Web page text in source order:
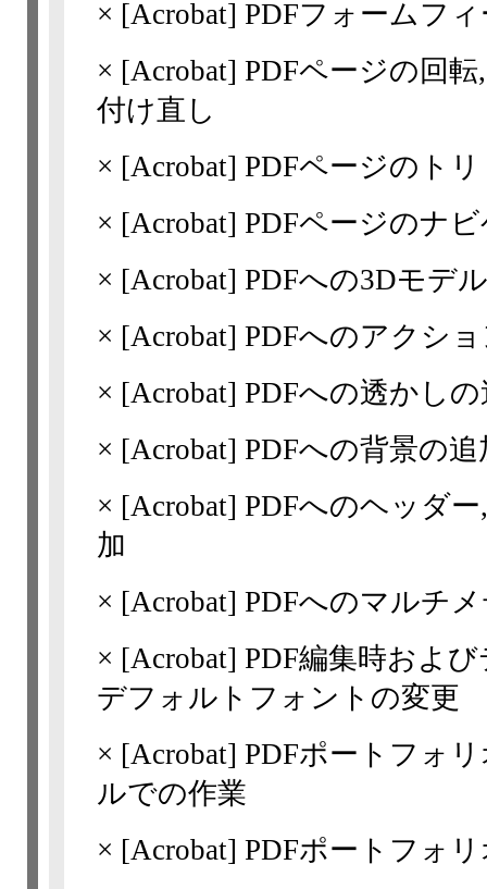
× [Acrobat] PDFフォームフ
× [Acrobat] PDFページの回
付け直し
× [Acrobat] PDFページのト
× [Acrobat] PDFページのナ
× [Acrobat] PDFへの3Dモデ
× [Acrobat] PDFへのアクシ
× [Acrobat] PDFへの透かし
× [Acrobat] PDFへの背景の追
× [Acrobat] PDFへのヘッダ
加
× [Acrobat] PDFへのマルチ
× [Acrobat] PDF編集時およ
デフォルトフォントの変更
× [Acrobat] PDFポートフォ
ルでの作業
× [Acrobat] PDFポートフォ